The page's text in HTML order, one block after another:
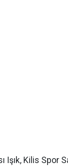
Işık, Kilis Spor